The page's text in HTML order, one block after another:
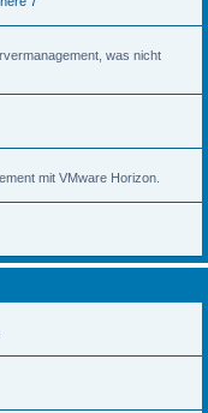
was nicht
mit VMware Horizon.